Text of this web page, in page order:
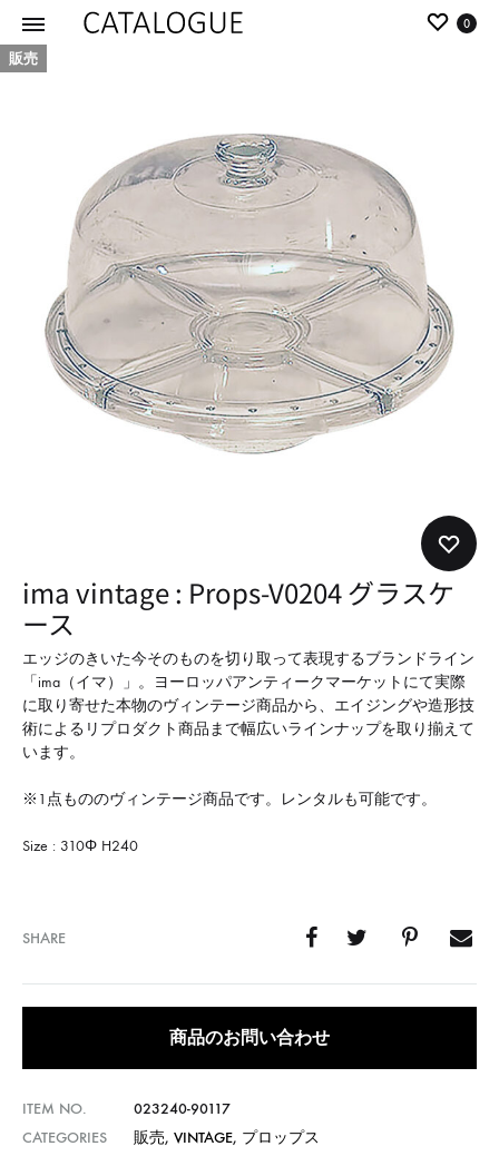
パ
ー
ル
イ
デ
ア
ア
の
商
品
を
カ
ご
紹
介
し
て
い
す
0
販売
ima vintage : Props-V0204 グラスケ
ース
エッジのきいた今そのものを切り取って表現するブランドライン
「ima（イマ）」。ヨーロッパアンティークマーケットにて実際
に取り寄せた本物のヴィンテージ商品から、エイジングや造形技
術によるリプロダクト商品まで幅広いラインナップを取り揃えて
います。
※1点もののヴィンテージ商品です。レンタルも可能です。
Size : 310Φ H240
SHARE
商品のお問い合わせ
ITEM NO.
023240-90117
CATEGORIES
販売, VINTAGE, プロップス